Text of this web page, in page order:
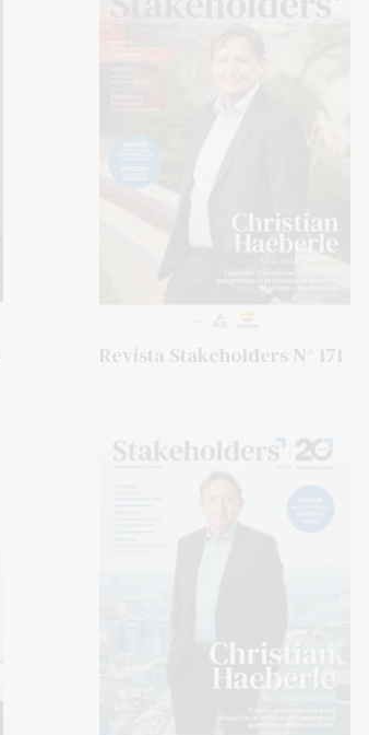
Revista Stakeholders N° 171